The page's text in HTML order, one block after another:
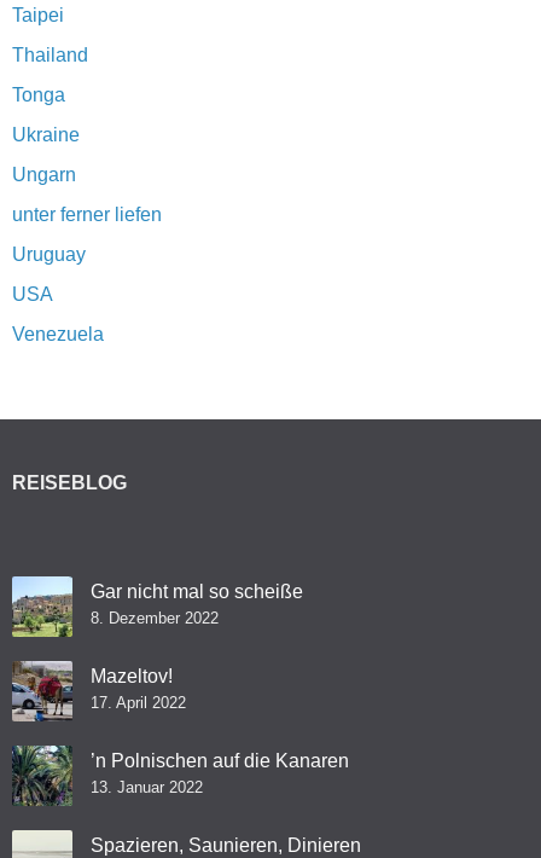
Taipei
Thailand
Tonga
Ukraine
Ungarn
unter ferner liefen
Uruguay
USA
Venezuela
REISEBLOG
Gar nicht mal so scheiße
8. Dezember 2022
Mazeltov!
17. April 2022
’n Polnischen auf die Kanaren
13. Januar 2022
Spazieren, Saunieren, Dinieren